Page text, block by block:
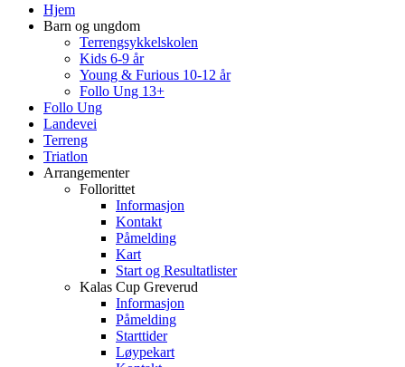
Hjem
Barn og ungdom
Terrengsykkelskolen
Kids 6-9 år
Young & Furious 10-12 år
Follo Ung 13+
Follo Ung
Landevei
Terreng
Triatlon
Arrangementer
Follorittet
Informasjon
Kontakt
Påmelding
Kart
Start og Resultatlister
Kalas Cup Greverud
Informasjon
Påmelding
Starttider
Løypekart